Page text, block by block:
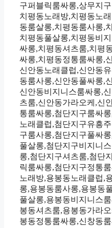
구퍼블릭룸싸롱,상무지
치평동노래방,치평동노
동룸살롱,치평동룸사롱,
치평동풀살롱,치평동비
싸롱,치평동셔츠룸,치평
싸롱,치평동정통룸싸롱,
신안동노래클럽,신안동
동룸사롱,신안동풀싸롱,
신안동비지니스룸싸롱,
츠룸,신안동가라오케,신
통룸싸롱,첨단지구룸싸
노래클럽,첨단지구유흥
구룸사롱,첨단지구풀싸
풀살롱,첨단지구비지니
롱,첨단지구셔츠룸,첨단
릭룸싸롱,첨단지구정통
노래방,용봉동노래클럽,
롱,용봉동룸사롱,용봉동
풀살롱,용봉동비지니스
봉동셔츠룸,용봉동가라
봉동정통룸싸롱,신창동